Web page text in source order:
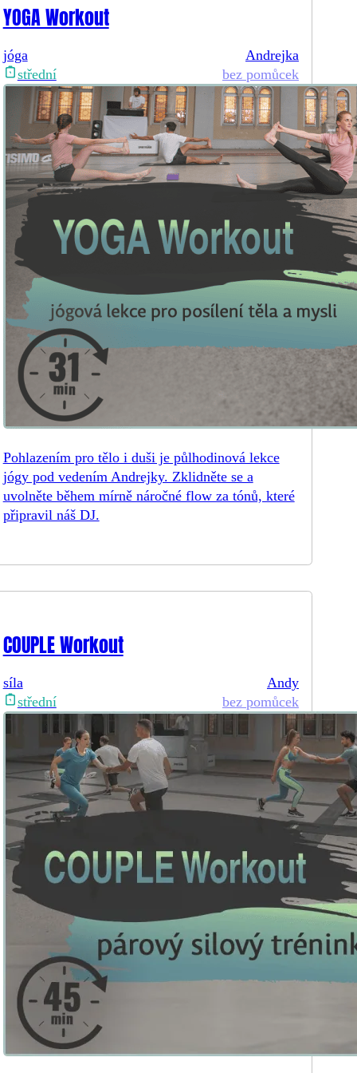
YOGA Workout
jóga
střední
Andrejka
bez pomůcek
Pohlazením pro tělo i duši je půlhodinová lekce
jógy pod vedením Andrejky. Zklidněte se a
uvolněte během mírně náročné flow za tónů, které
připravil náš DJ.
COUPLE Workout
síla
střední
Andy
bez pomůcek